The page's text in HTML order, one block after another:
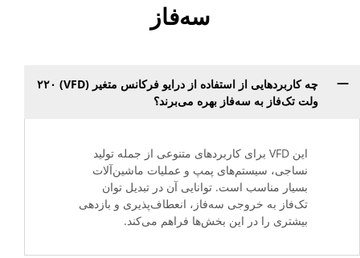
سه‌فاز
چه کاربردهایی از استفاده از درایو فرکانس متغیر (VFD) ۲۲۰
ولت تک‌فاز به سه‌فاز بهره می‌برند؟
این VFD برای کاربردهای متنوعی از جمله تولید
نساجی، سیستم‌های پمپ و عملیات ماشین‌آلات
بسیار مناسب است. توانایی آن در تبدیل توان
تک‌فاز به خروجی سه‌فاز، انعطاف‌پذیری و بازدهی
بیشتری را در این بخش‌ها فراهم می‌کند.